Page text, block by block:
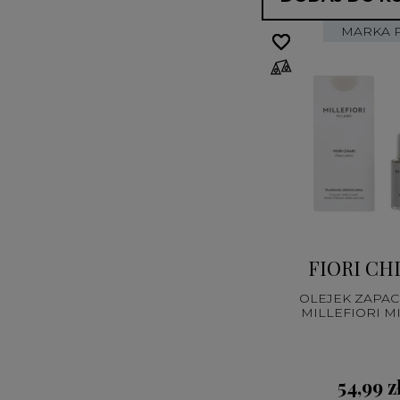
MARKA
FIORI
OLEJEK
MILLEFIORI
54,99
favorite_border
favorite_border